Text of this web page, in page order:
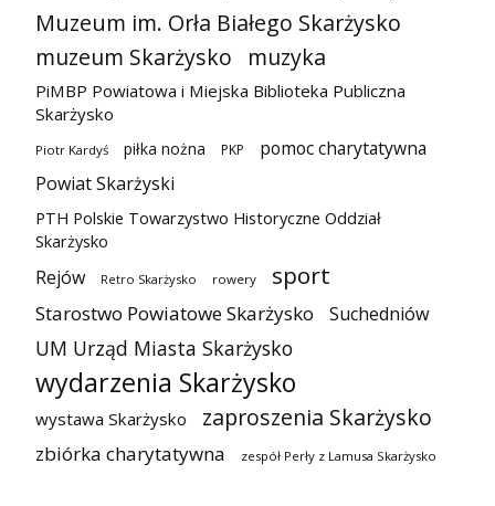
Muzeum im. Orła Białego Skarżysko
muzeum Skarżysko
muzyka
PiMBP Powiatowa i Miejska Biblioteka Publiczna
Skarżysko
Piotr Kardyś piłka nożna PKP
pomoc charytatywna
Powiat Skarżyski
PTH Polskie Towarzystwo Historyczne Oddział
Skarżysko
Rejów Retro Skarżysko rowery sport
Starostwo Powiatowe Skarżysko Suchedniów
UM Urząd Miasta Skarżysko
wydarzenia Skarżysko
wystawa Skarżysko zaproszenia Skarżysko
zbiórka charytatywna zespół Perły z Lamusa Skarżysko